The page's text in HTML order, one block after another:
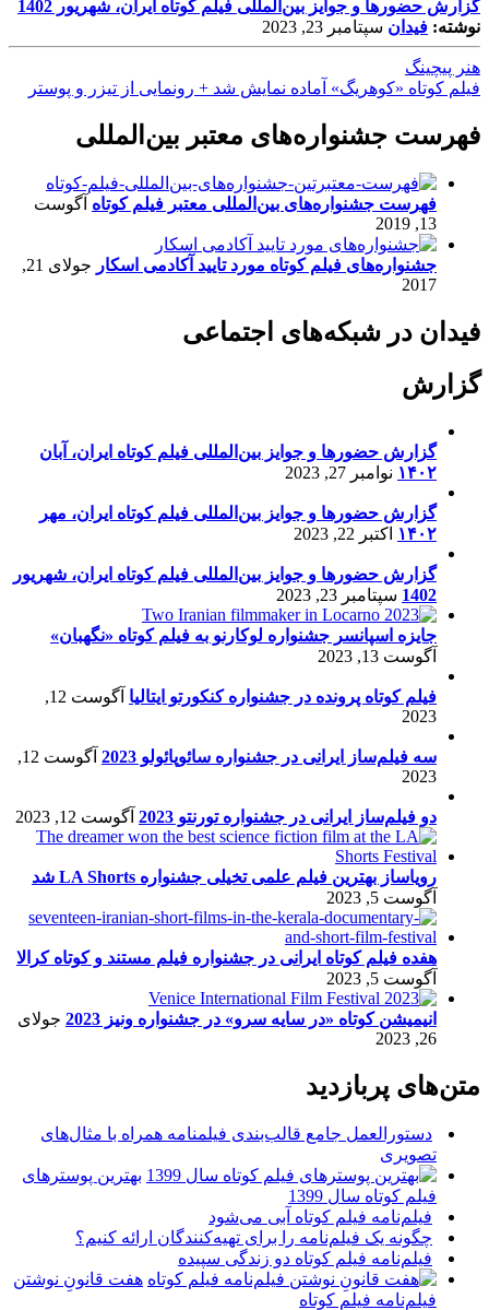
گزارش حضورها و جوایز بین‌المللی فیلم کوتاه ایران، شهریور 1402
نوشته: فیدان سپتامبر 23, 2023
هنر پیچینگ
فیلم کوتاه «کوهریگ» آماده نمایش شد + رونمایی از تیزر و پوستر
فهرست جشنواره‌های معتبر بین‌المللی
فهرست جشنواره‌های بین‌المللی معتبر فیلم کوتاه آگوست
13, 2019
جشنواره‌های فیلم کوتاه مورد تایید آکادمی اسکار
جولای 21,
2017
فیدان در شبکه‌های اجتماعی
گزارش
گزارش حضورها و جوایز بین‌المللی فیلم کوتاه ایران، آبان
۱۴۰۲ نوامبر 27, 2023
گزارش حضورها و جوایز بین‌المللی فیلم کوتاه ایران، مهر
۱۴۰۲ اکتبر 22, 2023
گزارش حضورها و جوایز بین‌المللی فیلم کوتاه ایران، شهریور
1402 سپتامبر 23, 2023
جایزه اسپانسر جشنواره لوکارنو به فیلم کوتاه «نگهبان»
آگوست 13, 2023
فیلم کوتاه پرونده در جشنواره کنکورتو ایتالیا
آگوست 12,
2023
سه فیلم‌ساز ایرانی در جشنواره سائوپائولو 2023
آگوست 12,
2023
دو فیلم‌ساز ایرانی در جشنواره تورنتو 2023 آگوست 12, 2023
رویاساز بهترین فیلم علمی تخیلی جشنواره LA Shorts شد
آگوست 5, 2023
هفده فیلم کوتاه ایرانی در جشنواره فیلم مستند و کوتاه کرالا
آگوست 5, 2023
انیمیشن کوتاه «در سایه سرو» در جشنواره ونیز 2023
جولای
26, 2023
متن‌های پربازدید
دستورالعمل جامع قالب‌بندی فیلمنامه همراه با مثال‌های
تصویری
بهترین پوسترهای
فیلم کوتاه سال 1399
فیلم‌نامه فیلم کوتاه آبی می‌شود
چگونه یک فیلم‌نامه را برای تهیه‌کنندگان ارائه کنیم؟
فیلم‌نامه فیلم کوتاه دو زندگی سپیده
هفت قانونِ نوشتن
فیلم‌نامه فیلم کوتاه